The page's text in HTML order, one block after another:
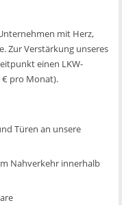
mit Herz,
Zur Verstärkung unseres
einen LKW-
€ pro Monat).
Türen an unsere
Nahverkehr innerhalb